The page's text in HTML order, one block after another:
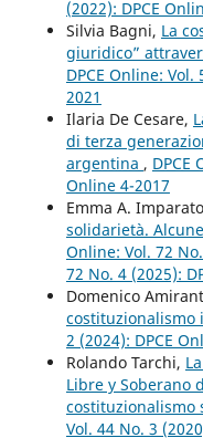
(2022): DPCE
Silvia Bagni, La
giuridico”
DPCE Online: Vol.
2021
Ilaria De Cesare,
di terza
argentina , DPCE
Online 4-2017
Emma A.
solidarietà.
Online: Vol. 72
72 No. 4 (2025):
Domenico
costituzionalismo
2 (2024): DPCE
Rolando Tarchi,
Libre y Soberano
costituzionalismo
Vol. 44 No. 3